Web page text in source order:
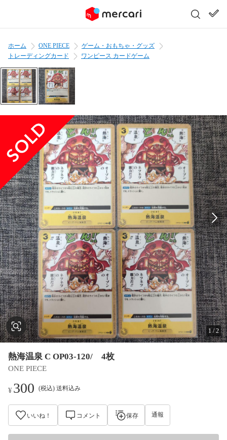
ホーム ONE PIECE
ゲーム・おもちゃ・グッズ
トレーディングカード
ワンピース カードゲーム
1 /2
熱海温泉 C OP03-120/ 4枚
ONE PIECE
¥300 (税込) 送料込み
いいね！ コメント 保存 通報